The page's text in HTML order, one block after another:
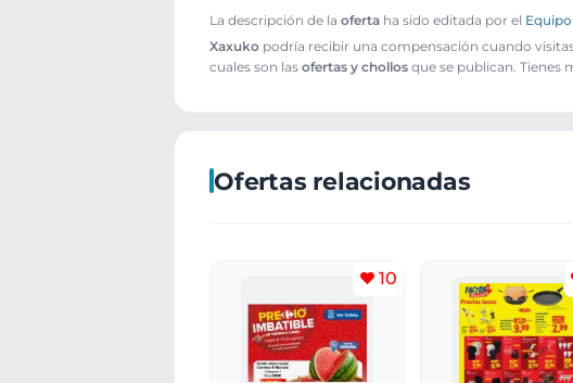
La descripción de la oferta ha sido editada por el
Xaxuko podría recibir una compensación cuando
cuales son las ofertas y chollos que se publican. Tienes
Ofertas relacionadas
10